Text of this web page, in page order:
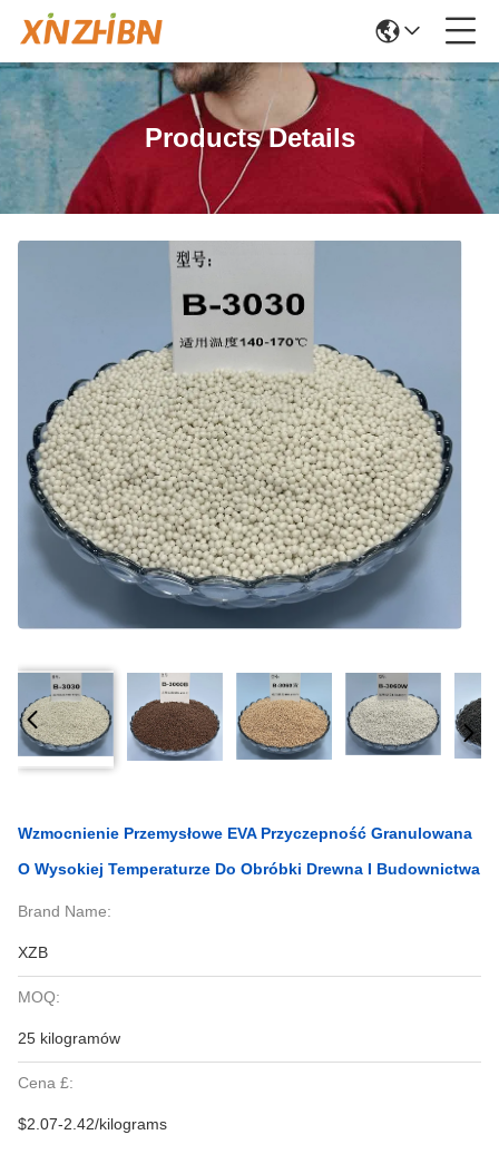
Products Details
Wzmocnienie Przemysłowe EVA Przyczepność Granulowana
O Wysokiej Temperaturze Do Obróbki Drewna I Budownictwa
Brand Name:
XZB
MOQ:
25 kilogramów
Cena £:
$2.07-2.42/kilograms